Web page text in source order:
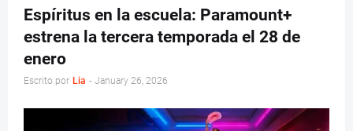
Espíritus en la escuela: Paramount+
estrena la tercera temporada el 28 de
enero
Escrito por Lia - January 26, 2026